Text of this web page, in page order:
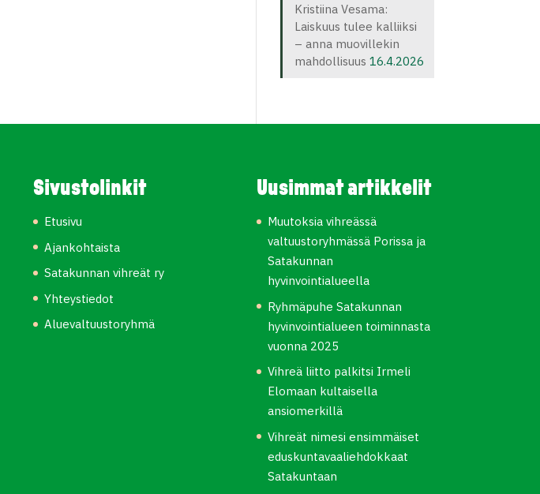
Kristiina Vesama:
Laiskuus tulee kalliiksi
– anna muovillekin
mahdollisuus 16.4.2026
Sivustolinkit
Etusivu
Ajankohtaista
Satakunnan vihreät ry
Yhteystiedot
Aluevaltuustoryhmä
Uusimmat artikkelit
Muutoksia vihreässä
valtuustoryhmässä Porissa ja
Satakunnan
hyvinvointialueella
Ryhmäpuhe Satakunnan
hyvinvointialueen toiminnasta
vuonna 2025
Vihreä liitto palkitsi Irmeli
Elomaan kultaisella
ansiomerkillä
Vihreät nimesi ensimmäiset
eduskuntavaaliehdokkaat
Satakuntaan